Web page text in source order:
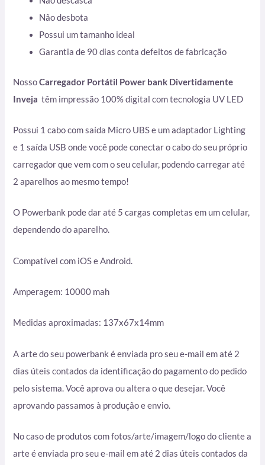
Não desbota
Possui um tamanho ideal
Garantia de 90 dias conta defeitos de fabricação
NossoCarregador Portátil Power bank Divertidamente
Inveja têm impressão 100% digital com tecnologia UV LED
Possui 1 cabo com saída Micro UBS e um adaptador Lighting
e 1 saída USB onde você pode conectar o cabo do seu próprio
carregador que vem com o seu celular, podendo carregar até
2 aparelhos ao mesmo tempo!
O Powerbank pode dar até 5 cargas completas em um celular,
dependendo do aparelho.
Compatível com iOS e Android.
Amperagem: 10000 mah
Medidas aproximadas: 137x67x14mm
A arte do seu powerbank é enviada pro seu e-mail em até 2
dias úteis contados da identificação do pagamento do pedido
pelo sistema. Você aprova ou altera o que desejar. Você
aprovando passamos à produção e envio.
No caso de produtos com fotos/arte/imagem/logo do cliente a
arte é enviada pro seu e-mail em até 2 dias úteis contados da